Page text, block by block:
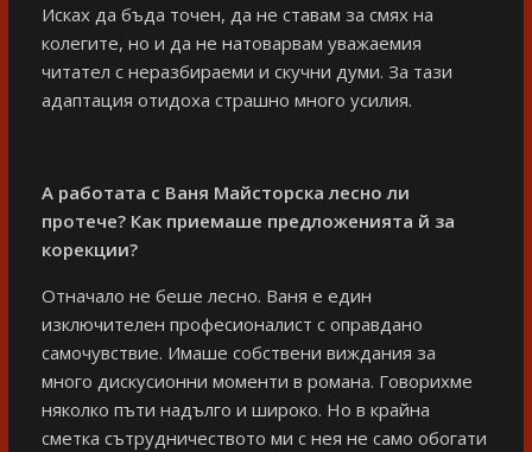
Исках да бъда точен, да не ставам за смях на
колегите, но и да не натоварвам уважаемия
читател с неразбираеми и скучни думи. За тази
адаптация отидоха страшно много усилия.
А работата с Ваня Майсторска лесно ли
протече? Как приемаше предложенията й за
корекции?
Отначало не беше лесно. Ваня е един
изключителен професионалист с оправдано
самочувствие. Имаше собствени виждания за
много дискусионни моменти в романа. Говорихме
няколко пъти надълго и широко. Но в крайна
сметка сътрудничеството ми с нея не само обогати